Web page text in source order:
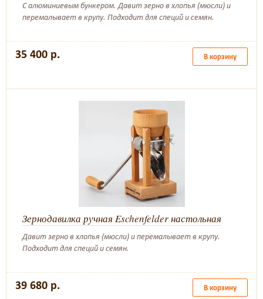
С алюминиевым бункером. Давит зерно в хлопья (мюсли) и
перемалывает в крупу. Подходит для специй и семян.
35 400 р. В корзину
Зернодавилка ручная Eschenfelder настольная
Давит зерно в хлопья (мюсли) и перемалывает в крупу.
Подходит для специй и семян.
39 680 р. В корзину